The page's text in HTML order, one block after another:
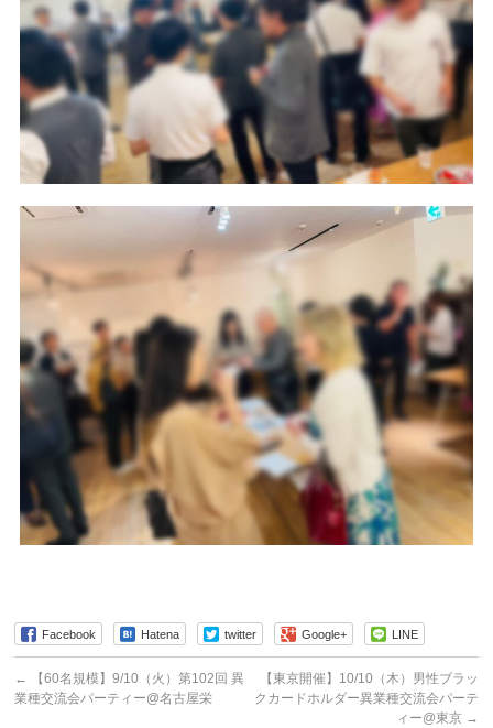
Facebook Hatena twitter Google+ LINE
←
【60名規模】9/10（火）第102回 異
業種交流会パーティー@名古屋栄
【東京開催】10/10（木）男性ブラッ
クカードホルダー異業種交流会パーテ
ィー@東京 →